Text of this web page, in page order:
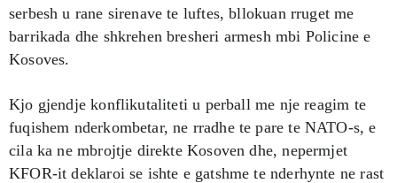
serbesh u rane sirenave te luftes, bllokuan rruget me
barrikada dhe shkrehen bresheri armesh mbi Policine e
Kosoves.
Kjo gjendje konflikutaliteti u perball me nje reagim te
fuqishem nderkombetar, ne rradhe te pare te NATO-s, e
cila ka ne mbrojtje direkte Kosoven dhe, nepermjet
KFOR-it deklaroi se ishte e gatshme te nderhynte ne rast